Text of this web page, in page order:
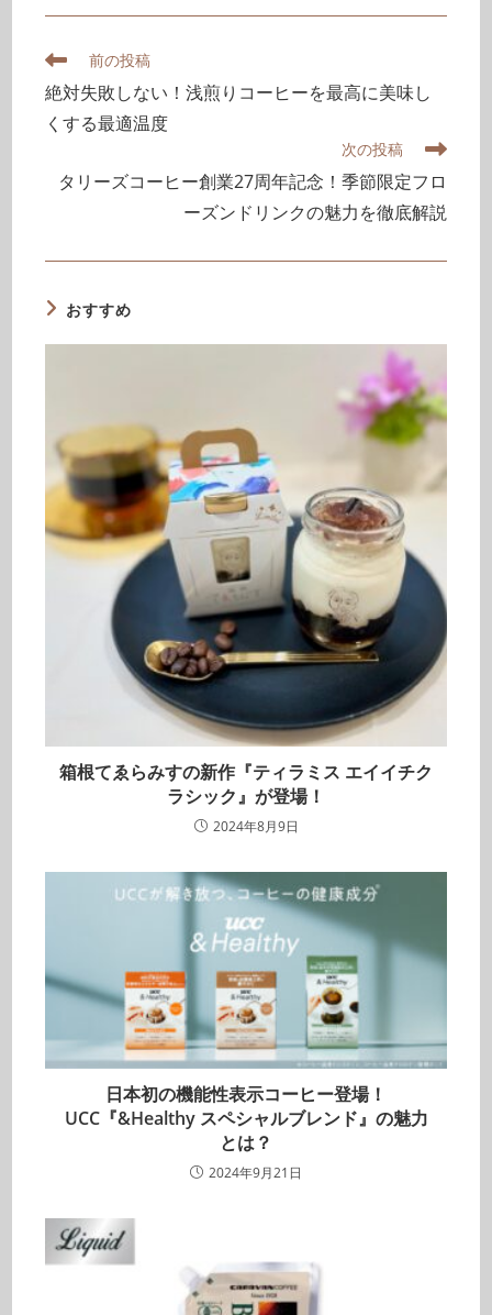
前の投稿
絶対失敗しない！浅煎りコーヒーを最高に美味し
くする最適温度
次の投稿
タリーズコーヒー創業27周年記念！季節限定フロ
ーズンドリンクの魅力を徹底解説
おすすめ
箱根てゑらみすの新作『ティラミス エイイチク
ラシック』が登場！
2024年8月9日
日本初の機能性表示コーヒー登場！
UCC『&Healthy スペシャルブレンド』の魅力
とは？
2024年9月21日